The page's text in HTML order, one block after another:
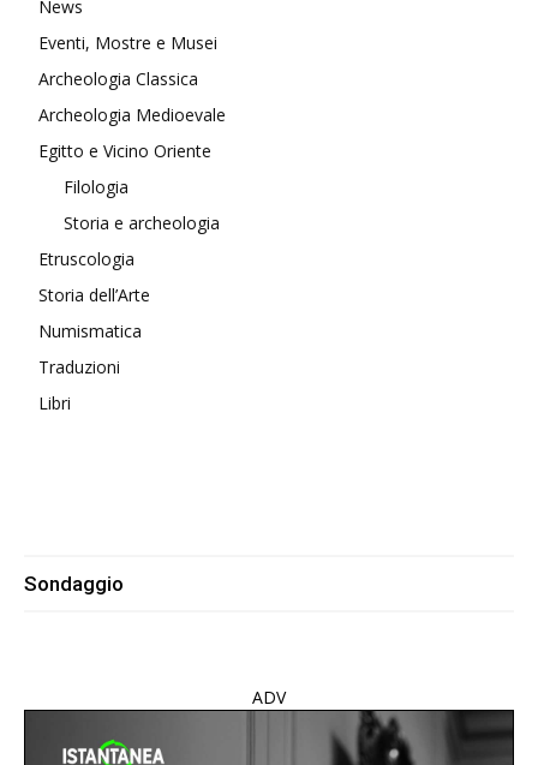
News
Eventi, Mostre e Musei
Archeologia Classica
Archeologia Medioevale
Egitto e Vicino Oriente
Filologia
Storia e archeologia
Etruscologia
Storia dell’Arte
Numismatica
Traduzioni
Libri
Sondaggio
ADV